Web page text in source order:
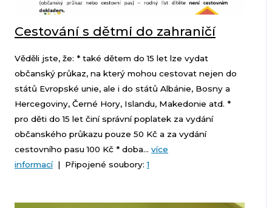
Cestování s dětmi do zahraničí
Věděli jste, že: * také dětem do 15 let lze vydat
občanský průkaz, na který mohou cestovat nejen do
států Evropské unie, ale i do států Albánie, Bosny a
Hercegoviny, Černé Hory, Islandu, Makedonie atd. *
pro děti do 15 let činí správní poplatek za vydání
občanského průkazu pouze 50 Kč a za vydání
cestovního pasu 100 Kč * doba... více
informací| Připojené soubory:1